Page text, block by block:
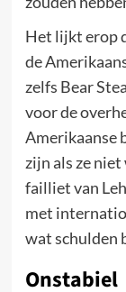
Het lijkt erop
de
zelfs Bear
voor de
Amerikaanse
zijn als ze
failliet van
met
wat schulden
Onstabiel